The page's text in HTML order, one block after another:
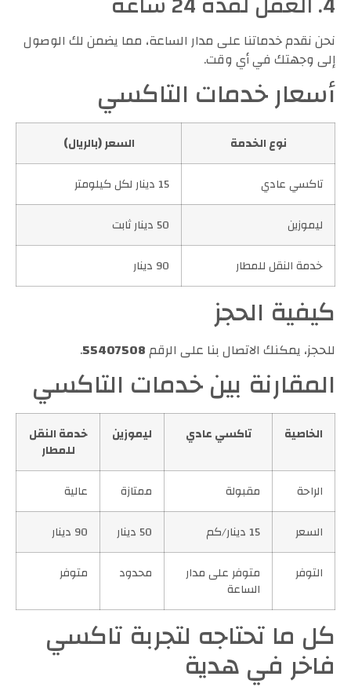
نحن نقدم خدماتنا على مدار الساعة، مما يضمن لك الوصول
إلى وجهتك في أي وقت.
أسعار خدمات التاكسي
نوع الخدمة
السعر (بالريال)
تاكسي عادي
ليموزين
خدمة النقل للمطار
كيفية الحجز
للحجز، يمكنك الاتصال بنا على الرقم55407508
.
المقارنة بين خدمات التاكسي
الخاصية تاكسي عادي ليموزين خدمة النقل
للمطار
الراحة
مقبولة ممتازة
عالية
السعر
التوفر
متوفر على مدار
الساعة
محدود متوفر
كل ما تحتاجه لتجربة تاكسي
فاخر في هدية